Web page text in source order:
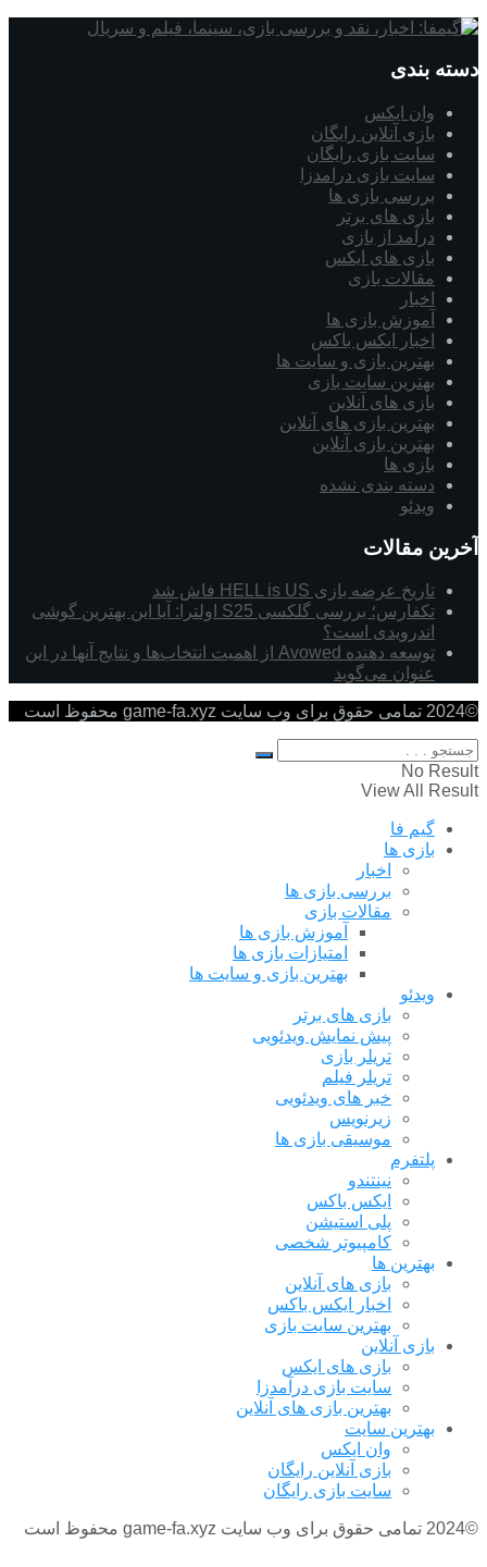
دسته بندی
وان ایکس
بازی آنلاین رایگان
سایت بازی رایگان
سایت بازی درامدزا
بررسی بازی ها
بازی های برتر
درآمد از بازی
بازی های ایکس
مقالات بازی
اخبار
آموزش بازی ها
اخبار ایکس باکس
بهترین بازی و سایت ها
بهترین سایت بازی
بازی های آنلاین
بهترین بازی های آنلاین
بهترین بازی آنلاین
بازی ها
دسته بندی نشده
ویدئو
آخرین مقالات
تاریخ عرضه بازی HELL is US فاش شد
تکفارس؛ بررسی گلکسی S25 اولترا: آیا این بهترین گوشی
اندرویدی است؟
توسعه دهنده Avowed از اهمیت انتخاب‌ها و نتایج آنها در این
عنوان می‌گوید
©2024 تمامی حقوق برای وب سایت game-fa.xyz محفوظ است
No Result
View All Result
گیم فا
بازی ها
اخبار
بررسی بازی ها
مقالات بازی
آموزش بازی ها
امتیازات بازی ها
بهترین بازی و سایت ها
ویدئو
بازی های برتر
پیش نمایش ویدئویی
تریلر بازی
تریلر فیلم
خبر های ویدئویی
زیرنویس
موسیقی بازی ها
پلتفرم
نینتندو
ایکس باکس
پلی استیشن
کامپیوتر شخصی
بهترین ها
بازی های آنلاین
اخبار ایکس باکس
بهترین سایت بازی
بازی آنلاین
بازی های ایکس
سایت بازی درآمدزا
بهترین بازی های آنلاین
بهترین سایت
وان ایکس
بازی آنلاین رایگان
سایت بازی رایگان
©2024 تمامی حقوق برای وب سایت game-fa.xyz محفوظ است